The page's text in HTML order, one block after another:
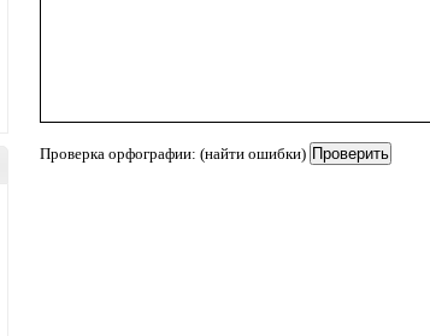
Проверка орфографии: (найти ошибки)